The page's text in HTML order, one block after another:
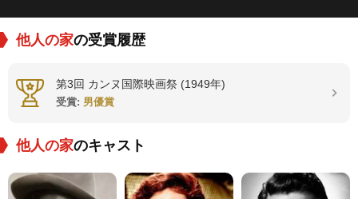
他人の家の受賞履歴
第3回 カンヌ国際映画祭 (1949年)
受賞: 男優賞
他人の家のキャスト